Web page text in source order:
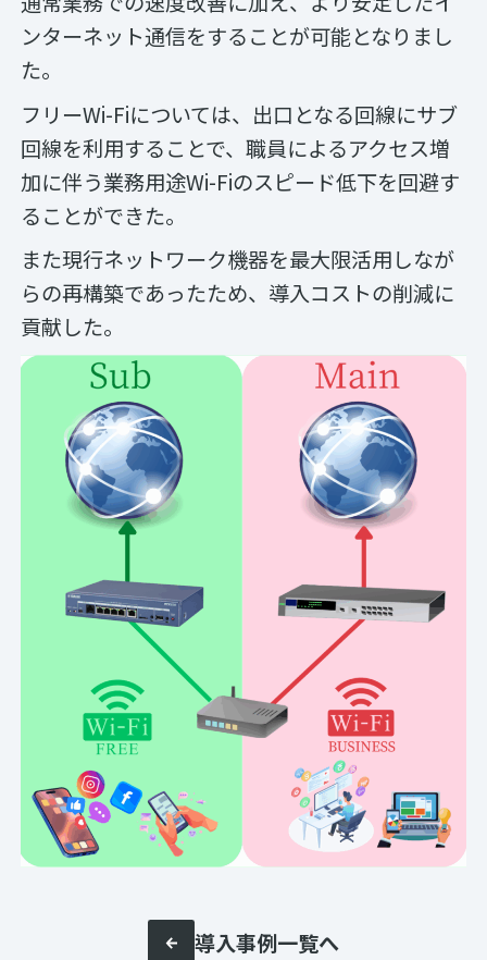
ンターネット通信をすることが可能となりまし
た。
フリーWi-Fiについては、出口となる回線にサブ
回線を利用することで、職員によるアクセス増
加に伴う業務用途Wi-Fiのスピード低下を回避す
ることができた。
また現行ネットワーク機器を最大限活用しなが
らの再構築であったため、導入コストの削減に
貢献した。
導入事例一覧へ